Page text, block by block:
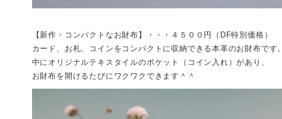
【新作・コンパクトなお財布】・・・４５００円（DF特別価格）
カード、お札、コインをコンパクトに収納できる本革のお財布です。
中にオリジナルテキスタイルのポケット（コイン入れ）があり、
お財布を開けるたびにワクワクできます＾＾